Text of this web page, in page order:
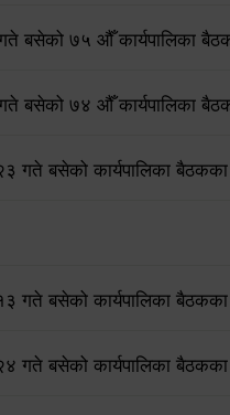
बसेको ७५ औँ कार्यपालिका
बसेको ७४ औँ कार्यपालिका
गते बसेको कार्यपालिका बैठकका
गते बसेको कार्यपालिका बैठकका
गते बसेको कार्यपालिका बैठकका